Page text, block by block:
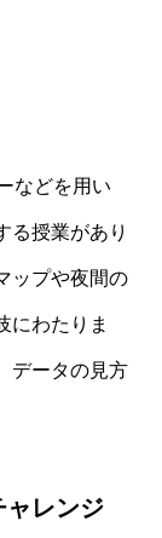
などを用い
る授業があり
ップや夜間の
にわたりま
データの見方
ャレンジ